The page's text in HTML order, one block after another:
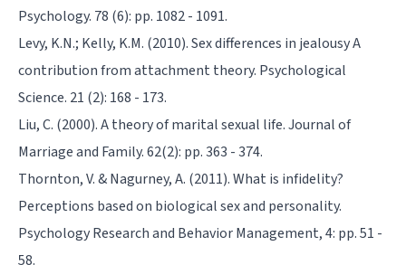
Psychology. 78 (6): pp. 1082 - 1091.
Levy, K.N.; Kelly, K.M. (2010). Sex differences in jealousy A
contribution from attachment theory. Psychological
Science. 21 (2): 168 - 173.
Liu, C. (2000). A theory of marital sexual life. Journal of
Marriage and Family. 62(2): pp. 363 - 374.
Thornton, V. & Nagurney, A. (2011). What is infidelity?
Perceptions based on biological sex and personality.
Psychology Research and Behavior Management, 4: pp. 51 -
58.